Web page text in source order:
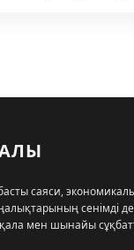
басты саяси,
сенімді
мен шынайы